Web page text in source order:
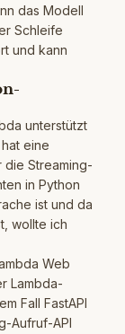
das Modell
Schleife
und kann
unterstützt
eine
die Streaming-
in Python
ist und da
wollte ich
Web
Lambda-
Fall FastAPI
Aufruf-API